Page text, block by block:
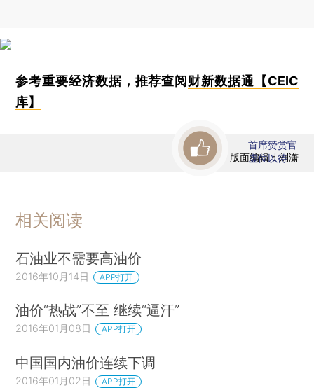
参考重要经济数据，推荐查阅 财新数据通【CEIC
库】
版面编辑：刘潇
首席赞赏官
虚位以待
相关阅读
石油业不需要高油价
2016年10月14日 APP打开
油价“热战”不至 继续“逼汗”
2016年01月08日 APP打开
中国国内油价连续下调
2016年01月02日 APP打开